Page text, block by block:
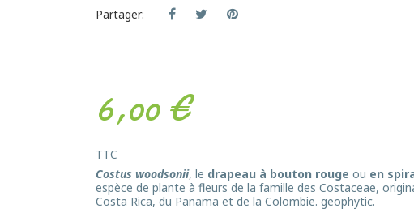
Partager:
6,00 €
TTC
Costus woodsonii, le drapeau à bouton rouge ou en
espèce de plante à fleurs de la famille des Costaceae,
Costa Rica, du Panama et de la Colombie. geophytic.